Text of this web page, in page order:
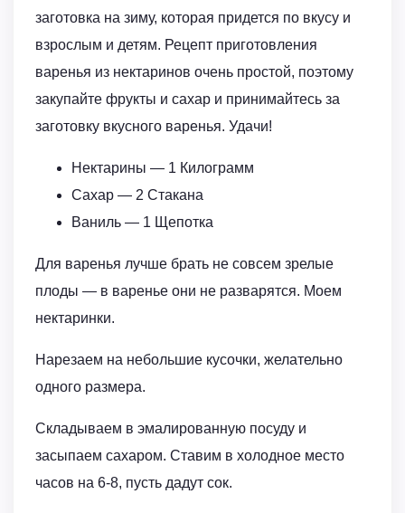
заготовка на зиму, которая придется по вкусу и
взрослым и детям. Рецепт приготовления
варенья из нектаринов очень простой, поэтому
закупайте фрукты и сахар и принимайтесь за
заготовку вкусного варенья. Удачи!
Нектарины — 1 Килограмм
Сахар — 2 Стакана
Ваниль — 1 Щепотка
Для варенья лучше брать не совсем зрелые
плоды — в варенье они не разварятся. Моем
нектаринки.
Нарезаем на небольшие кусочки, желательно
одного размера.
Складываем в эмалированную посуду и
засыпаем сахаром. Ставим в холодное место
часов на 6-8, пусть дадут сок.